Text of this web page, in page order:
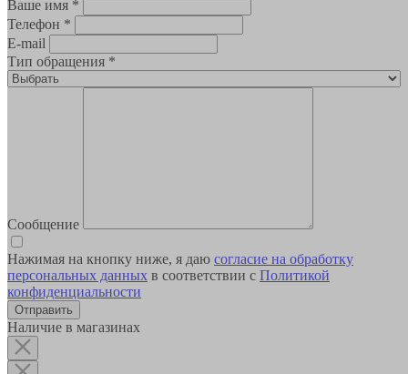
Ваше имя *
Телефон *
E-mail
Тип обращения *
Сообщение
Нажимая на кнопку ниже, я даю согласие на обработку
персональных данных в соответствии с Политикой
конфиденциальности
Наличие в магазинах